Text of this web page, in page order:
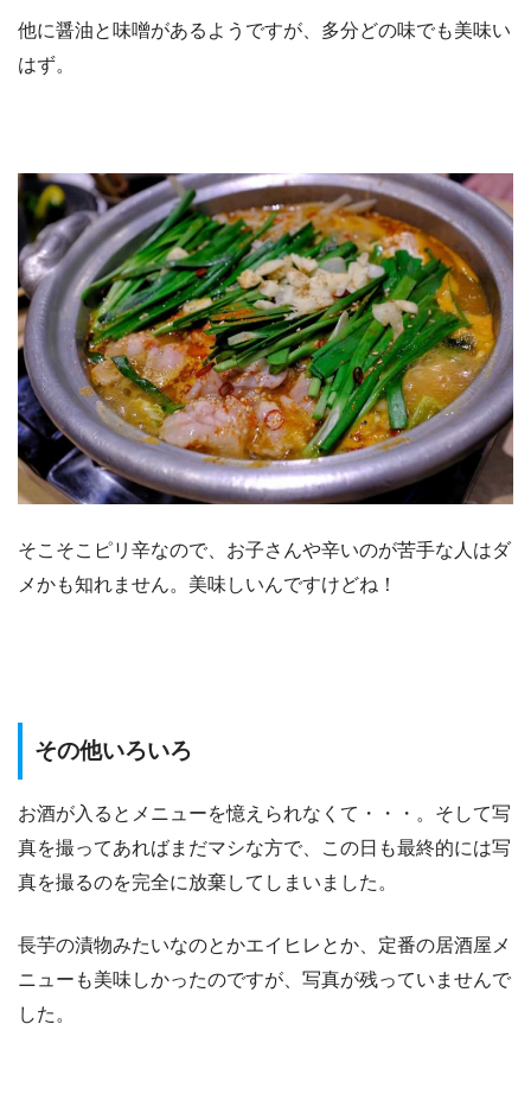
他に醤油と味噌があるようですが、多分どの味でも美味い
はず。
そこそこピリ辛なので、お子さんや辛いのが苦手な人はダ
メかも知れません。美味しいんですけどね！
その他いろいろ
お酒が入るとメニューを憶えられなくて・・・。そして写
真を撮ってあればまだマシな方で、この日も最終的には写
真を撮るのを完全に放棄してしまいました。
長芋の漬物みたいなのとかエイヒレとか、定番の居酒屋メ
ニューも美味しかったのですが、写真が残っていませんで
した。